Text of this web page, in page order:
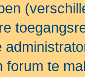
forum te